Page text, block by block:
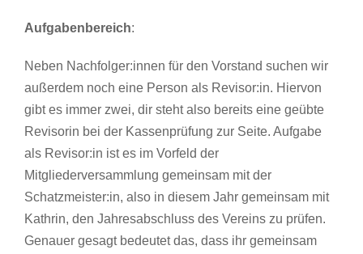
Aufgabenbereich:
Neben Nachfolger:innen für den Vorstand suchen wir
außerdem noch eine Person als Revisor:in. Hiervon
gibt es immer zwei, dir steht also bereits eine geübte
Revisorin bei der Kassenprüfung zur Seite. Aufgabe
als Revisor:in ist es im Vorfeld der
Mitgliederversammlung gemeinsam mit der
Schatzmeister:in, also in diesem Jahr gemeinsam mit
Kathrin, den Jahresabschluss des Vereins zu prüfen.
Genauer gesagt bedeutet das, dass ihr gemeinsam